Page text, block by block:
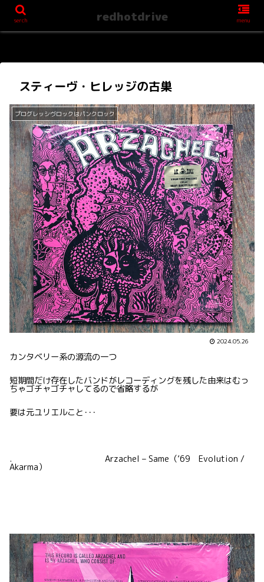
スティーヴ・ヒレッジの古巣
プログレッシヴロックはパンクロック
2024.05.26
カンタベリー系の源流の一つ
短期間だけ存在したバンドがレコーディングを残した由来はむっ
ちゃゴチャゴチャしてるので省略するが
要は元ユリエルこと･･･
. Arzachel – Same（’69 Evolution /
Akarma）
serch redhotdrive menu